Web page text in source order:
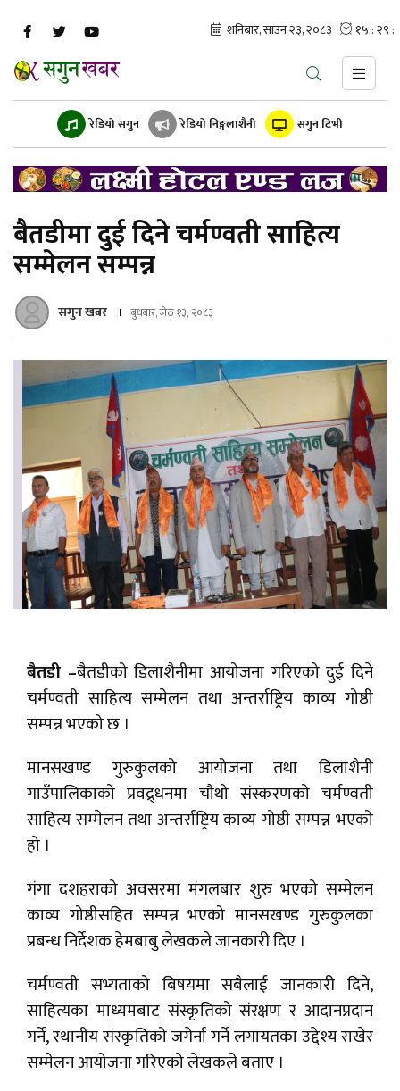
रेडियो सगुन रेडियो निङ्गलाशैनी सगुन टिभी
बैतडीमा दुई दिने चर्मण्वती साहित्य
सम्मेलन सम्पन्न
सगुन खबर बुधबार, जेठ १३, २०८३
बैतडी –बैतडीको डिलाशैनीमा आयोजना गरिएको दुई दिने
चर्मण्वती साहित्य सम्मेलन तथा अन्तर्राष्ट्रिय काव्य गोष्ठी
सम्पन्न भएको छ ।
मानसखण्ड गुरुकुलको आयोजना तथा डिलाशैनी
गाउँपालिकाको प्रवद्र्धनमा चौथो संस्करणको चर्मण्वती
साहित्य सम्मेलन तथा अन्तर्राष्ट्रिय काव्य गोष्ठी सम्पन्न भएको
हो ।
गंगा दशहराको अवसरमा मंगलबार शुरु भएको सम्मेलन
काव्य गोष्ठीसहित सम्पन्न भएको मानसखण्ड गुरुकुलका
प्रबन्ध निर्देशक हेमबाबु लेखकले जानकारी दिए ।
चर्मण्वती सभ्यताको बिषयमा सबैलाई जानकारी दिने,
साहित्यका माध्यमबाट संस्कृतिको संरक्षण र आदानप्रदान
गर्ने, स्थानीय संस्कृतिको जगेर्ना गर्ने लगायतका उद्देश्य राखेर
सम्मेलन आयोजना गरिएको लेखकले बताए ।